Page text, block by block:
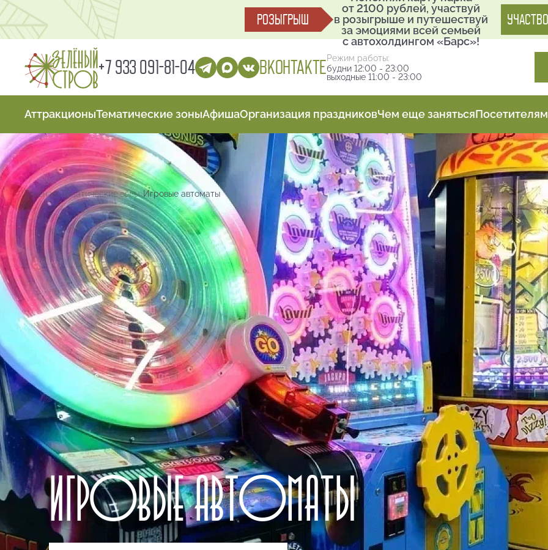
РОЗЫГРЫШ
от 2100 рублей, участвуй
в розыгрыше и путешествуй
за эмоциями всей семьей
с автохолдингом «Барс»!
+7 933 091-81-04 ВКОНТАКТЕРежим работы:
будни 12:00 - 23:00
выходные 11:00 - 23:00
АттракционыТематические зоныАфишаОрганизация праздниковЧем еще занятьсяПосетителям
Главная Тематические зоны Игровые автоматы
ИГРОВЫЕ АВТОМАТЫ